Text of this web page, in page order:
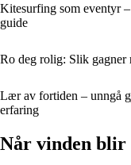
Kitesurfing som eventyr
guide
Ro deg rolig: Slik gagner
Lær av fortiden – unngå
erfaring
Når vinden blir